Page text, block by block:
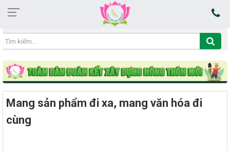
21:06:06 06/08/2026
Mang sản phẩm đi xa, mang văn hóa đi
cùng